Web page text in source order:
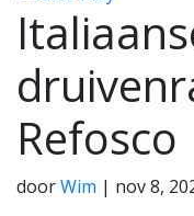
Refosco
doorWim | nov 8,